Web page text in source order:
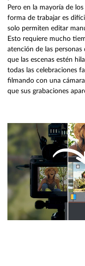
Pero en la mayoría de
forma de trabajar es
solo permiten editar
Esto requiere mucho
atención de las
que las escenas estén
todas las celebraciones
filmando con una
que sus grabaciones